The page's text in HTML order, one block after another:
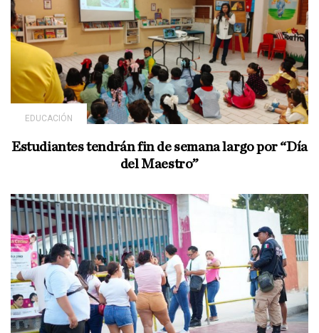
EDUCACIÓN
Estudiantes tendrán fin de semana largo por “Día
del Maestro”